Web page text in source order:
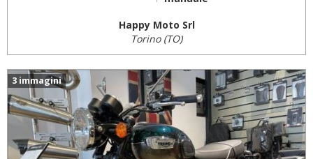
Happy Moto Srl
Torino (TO)
3 immagini